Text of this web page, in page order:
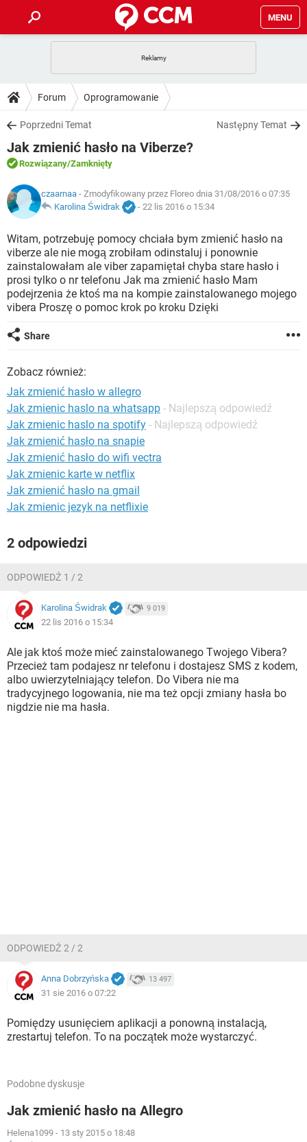
MENU
GRY WHATSAPP
SPOTIFY
INSTAGRAM FACEBOOK
WINDOWS 10
PORADY
PlayStation TIKTOK
SPOTIFY
INSTAGRAM
WINDOWS 10
DO POBRANIA
ANDROID TIKTOK
GRY
IOS NETFLIX
INSTAGRAM
WINDOWS 10
FORUM
COVID-19
GRY WHATSAPP
INSTAGRAM FACEBOOK
WINDOWS 10
ARTYKUŁY
COVID-19
GRY WHATSAPP
SPOTIFY NETFLIX
INSTAGRAM FACEBOOK
WINDOWS 10
Forum Oprogramowanie
Poprzedni Temat Następny Temat
Jak zmienić hasło na Viberze?
Rozwiązany/Zamknięty
czaarnaa - Zmodyfikowany przez Floreo dnia 31/08/2016 o 07:35
Karolina Świdrak
- 22 lis 2016 o 15:34
Witam, potrzebuję pomocy chciała bym zmienić hasło na
viberze ale nie mogą zrobiłam odinstaluj i ponownie
zainstalowałam ale viber zapamiętał chyba stare hasło i
prosi tylko o nr telefonu Jak ma zmienić hasło Mam
podejrzenia że ktoś ma na kompie zainstalowanego mojego
vibera Proszę o pomoc krok po kroku Dzięki
Share
Zobacz również:
Jak zmienić hasło w allegro
Jak zmienic haslo na whatsapp - Najlepszą odpowiedź
Jak zmienic haslo na spotify - Najlepszą odpowiedź
Jak zmienić hasło na snapie
Jak zmienić hasło do wifi vectra
Jak zmienic karte w netflix
Jak zmienić hasło na gmail
Jak zmienic jezyk na netflixie
2 odpowiedzi
ODPOWIEDŹ 1 / 2
Karolina Świdrak 9 019
22 lis 2016 o 15:34
Ale jak ktoś może mieć zainstalowanego Twojego Vibera?
Przecież tam podajesz nr telefonu i dostajesz SMS z kodem,
albo uwierzytelniający telefon. Do Vibera nie ma
tradycyjnego logowania, nie ma też opcji zmiany hasła bo
nigdzie nie ma hasła.
ODPOWIEDŹ 2 / 2
Anna Dobrzyńska 13 497
31 sie 2016 o 07:22
Pomiędzy usunięciem aplikacji a ponowną instalacją,
zrestartuj telefon. To na początek może wystarczyć.
Podobne dyskusje
Jak zmienić hasło na Allegro
Helena1099 - 13 sty 2015 o 18:48